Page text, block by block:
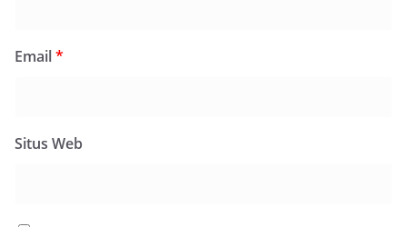
Email*
Situs Web